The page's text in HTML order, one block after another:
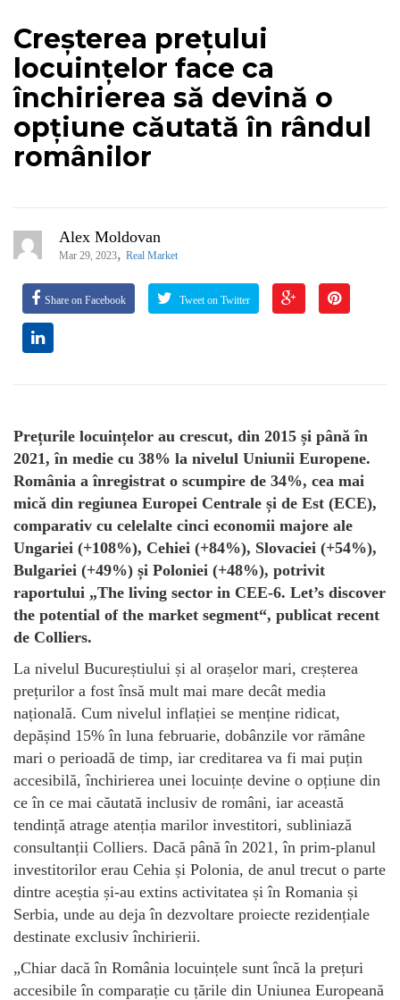
Creșterea prețului
locuințelor face ca
închirierea să devină o
opțiune căutată în rândul
românilor
Alex Moldovan
Mar 29, 2023, Real Market
Share on Facebook Tweet on Twitter
Prețurile locuințelor au crescut, din 2015 și până în
2021, în medie cu 38% la nivelul Uniunii Europene.
România a înregistrat o scumpire de 34%, cea mai
mică din regiunea Europei Centrale și de Est (ECE),
comparativ cu celelalte cinci economii majore ale
Ungariei (+108%), Cehiei (+84%), Slovaciei (+54%),
Bulgariei (+49%) și Poloniei (+48%), potrivit
raportului „The living sector in CEE-6. Let’s discover
the potential of the market segment“, publicat recent
de Colliers.
La nivelul Bucureștiului și al orașelor mari, creșterea
prețurilor a fost însă mult mai mare decât media
națională. Cum nivelul inflației se menține ridicat,
depășind 15% în luna februarie, dobânzile vor rămâne
mari o perioadă de timp, iar creditarea va fi mai puțin
accesibilă, închirierea unei locuințe devine o opțiune din
ce în ce mai căutată inclusiv de români, iar această
tendință atrage atenția marilor investitori, subliniază
consultanții Colliers. Dacă până în 2021, în prim-planul
investitorilor erau Cehia și Polonia, de anul trecut o parte
dintre aceștia și-au extins activitatea și în Romania și
Serbia, unde au deja în dezvoltare proiecte rezidențiale
destinate exclusiv închirierii.
„Chiar dacă în România locuințele sunt încă la prețuri
accesibile în comparație cu țările din Uniunea Europeană